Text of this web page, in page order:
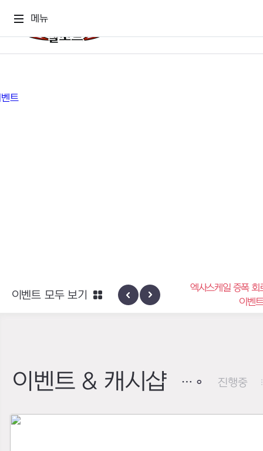
메뉴
공지사항
세계관
신규 지역 네블론
엑사스케일 증폭 회
이벤트
이벤트 모두 보기
이벤트 & 캐시샵 진행중